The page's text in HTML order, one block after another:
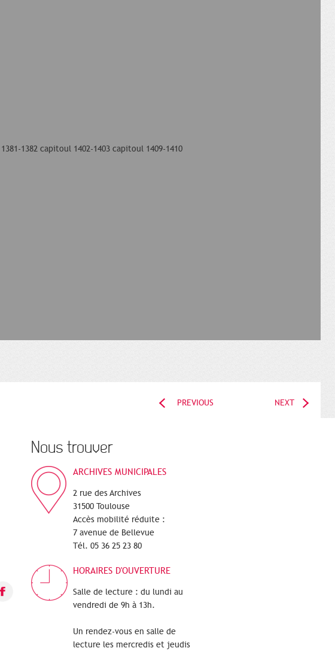
1382 capitoul 1402-1403 capitoul 1409-1410
PREVIOUS NEXT
Nous trouver
ARCHIVES MUNICIPALES
2 rue des Archives
31500 Toulouse
Accès mobilité réduite :
7 avenue de Bellevue
Tél. 05 36 25 23 80
HORAIRES D'OUVERTURE
Salle de lecture : du lundi au
vendredi de 9h à 13h.
Un rendez-vous en salle de
lecture les mercredis et jeudis